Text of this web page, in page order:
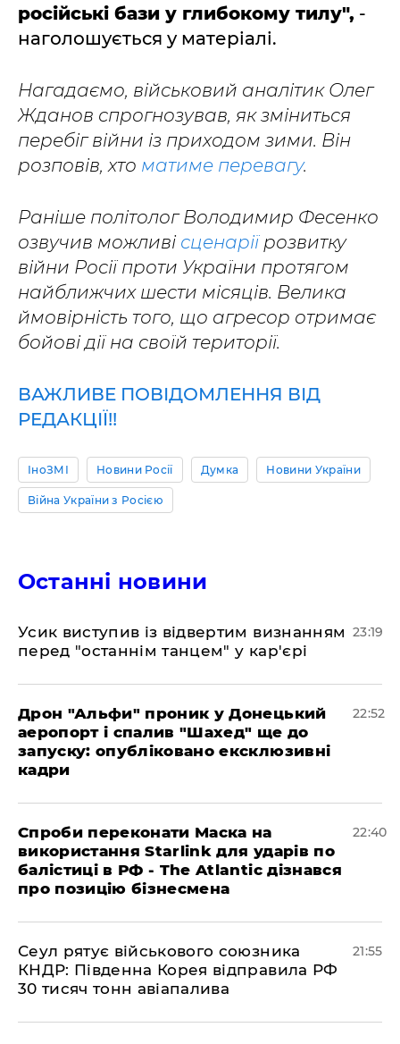
російські бази у глибокому тилу", -
наголошується у матеріалі.
Нагадаємо, військовий аналітик Олег
Жданов спрогнозував, як зміниться
перебіг війни із приходом зими. Він
розповів, хто матиме перевагу.
Раніше політолог Володимир Фесенко
озвучив можливі сценарії розвитку
війни Росії проти України протягом
найближчих шести місяців. Велика
ймовірність того, що агресор отримає
бойові дії на своїй території.
ВАЖЛИВЕ ПОВІДОМЛЕННЯ ВІД
РЕДАКЦІЇ!!
ІноЗМІ Новини Росії Думка Новини України
Війна України з Росією
Останні новини
​Усик виступив із відвертим визнанням
перед "останнім танцем" у кар'єрі
23:19
​Дрон "Альфи" проник у Донецький
аеропорт і спалив "Шахед" ще до
запуску: опубліковано ексклюзивні
кадри
22:52
​Спроби переконати Маска на
використання Starlink для ударів по
балістиці в РФ - The Atlantic дізнався
про позицію бізнесмена
22:40
​Сеул рятує військового союзника
КНДР: Південна Корея відправила РФ
30 тисяч тонн авіапалива
21:55